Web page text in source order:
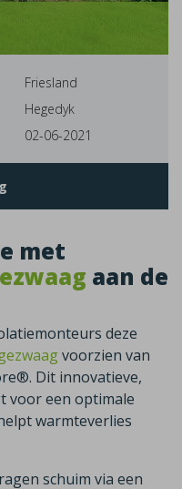
Friesland
Hegedyk
02-06-2021
met
aan de
deze
voorzien van
Dit innovatieve,
voor een optimale
warmteverlies
schuim via een